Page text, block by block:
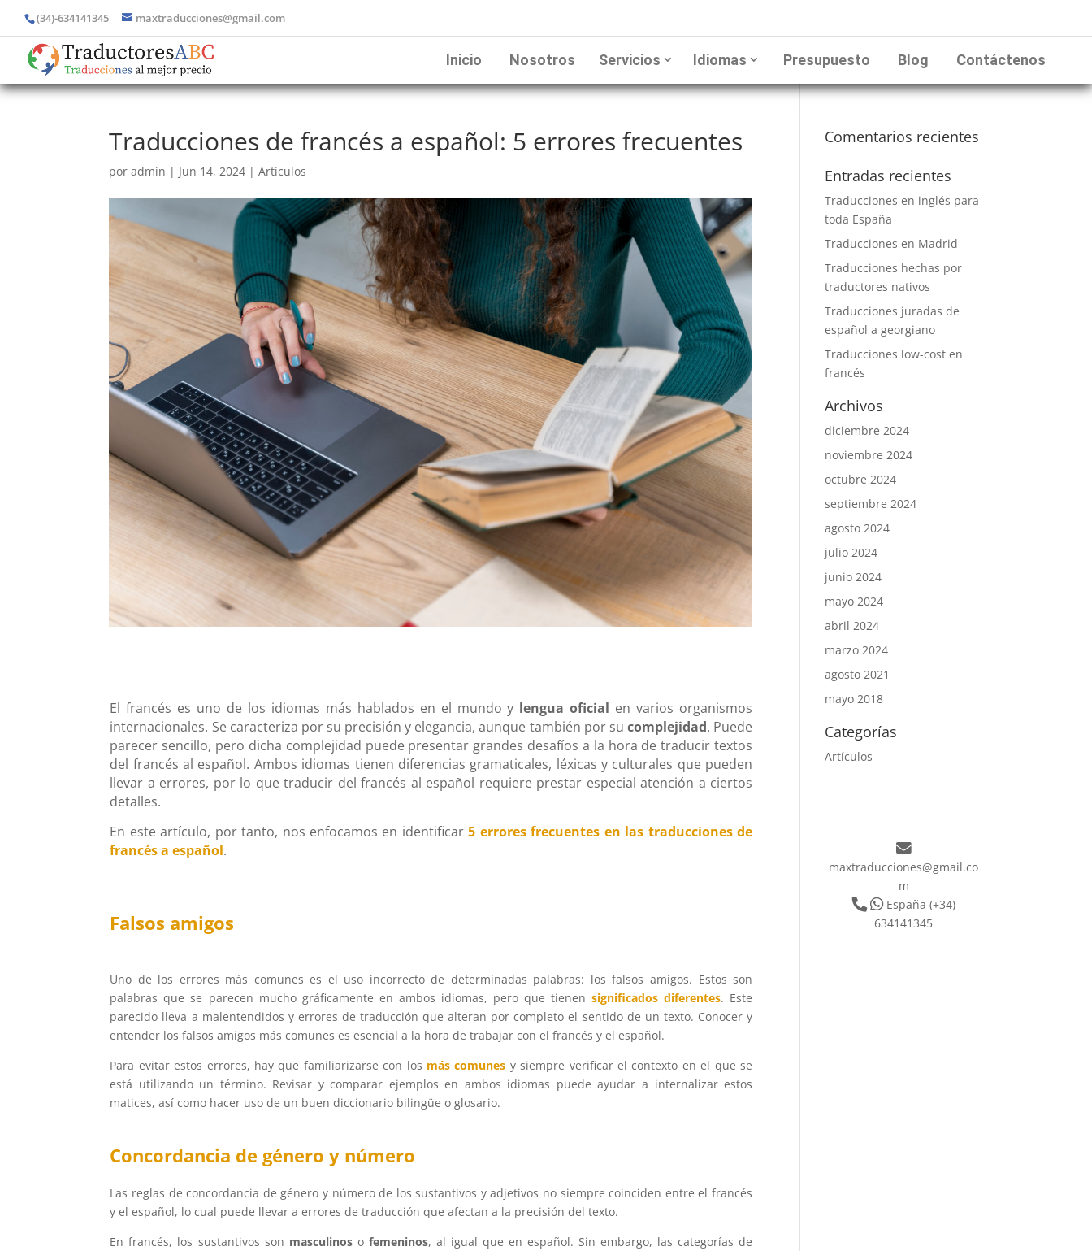
(34)-634141345 maxtraducciones@gmail.com
Inicio Nosotros Servicios Idiomas Presupuesto Blog Contáctenos
Traducciones de francés a español: 5 errores frecuentes
poradmin | Jun 14, 2024 |Artículos
El francés es uno de los idiomas más hablados en el mundo y lengua oficial en varios organismos
internacionales. Se caracteriza por su precisión y elegancia, aunque también por su complejidad. Puede
parecer sencillo, pero dicha complejidad puede presentar grandes desafíos a la hora de traducir textos
del francés al español. Ambos idiomas tienen diferencias gramaticales, léxicas y culturales que pueden
llevar a errores, por lo que traducir del francés al español requiere prestar especial atención a ciertos
detalles.
En este artículo, por tanto, nos enfocamos en identificar5 errores frecuentes en las traducciones de
francés a español.
Falsos amigos
Uno de los errores más comunes es el uso incorrecto de determinadas palabras: los falsos amigos. Estos son
palabras que se parecen mucho gráficamente en ambos idiomas, pero que tienen significados diferentes. Este
parecido lleva a malentendidos y errores de traducción que alteran por completo el sentido de un texto. Conocer y
entender los falsos amigos más comunes es esencial a la hora de trabajar con el francés y el español.
Para evitar estos errores, hay que familiarizarse con los más comunes y siempre verificar el contexto en el que se
está utilizando un término. Revisar y comparar ejemplos en ambos idiomas puede ayudar a internalizar estos
matices, así como hacer uso de un buen diccionario bilingüe o glosario.
Concordancia de género y número
Las reglas de concordancia de género y número de los sustantivos y adjetivos no siempre coinciden entre el francés
y el español, lo cual puede llevar a errores de traducción que afectan a la precisión del texto.
En francés, los sustantivos son masculinoso femeninos, al igual que en español. Sin embargo, las categorías de
Comentarios recientes
Entradas recientes
Traducciones en inglés para
toda España
Traducciones en Madrid
Traducciones hechas por
traductores nativos
Traducciones juradas de
español a georgiano
Traducciones low-cost en
francés
Archivos
diciembre 2024
noviembre 2024
octubre 2024
septiembre 2024
agosto 2024
julio 2024
junio 2024
mayo 2024
abril 2024
marzo 2024
agosto 2021
mayo 2018
Categorías
Artículos
maxtraducciones@gmail.co
m
España(+34)
634141345